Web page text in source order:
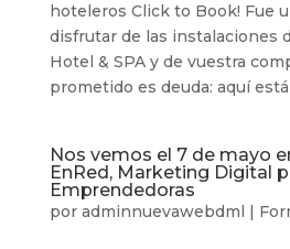
hoteleros Click to Book! Fue
disfrutar de las instalaciones
Hotel & SPA y de vuestra
prometido es deuda: aquí
Nos vemos el 7 de mayo
EnRed, Marketing Digital
Emprendedoras
por adminnuevawebdml |